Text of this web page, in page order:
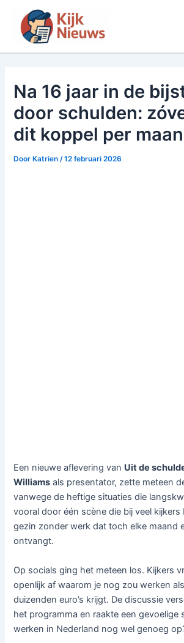
inhoud
Na 16 jaar in de
door schulden:
dit koppel per
Door Katrien/12 februari 2026
Een nieuwe aflevering van Uit de
Williams als presentator, zette meteen
vanwege de heftige situaties die
vooral door één scène die bij veel kijkers
gezin zonder werk dat toch elke maand
ontvangt.
Op socials ging het meteen los. Kijkers
openlijk af waarom je nog zou werken
duizenden euro’s krijgt. De discussie
het programma en raakte een gevoelige
werken in Nederland nog wel genoeg